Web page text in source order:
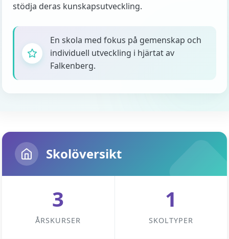
stödja deras kunskapsutveckling.
En skola med fokus på gemenskap och
individuell utveckling i hjärtat av
Falkenberg.
Skolöversikt
3
ÅRSKURSER
1
SKOLTYPER